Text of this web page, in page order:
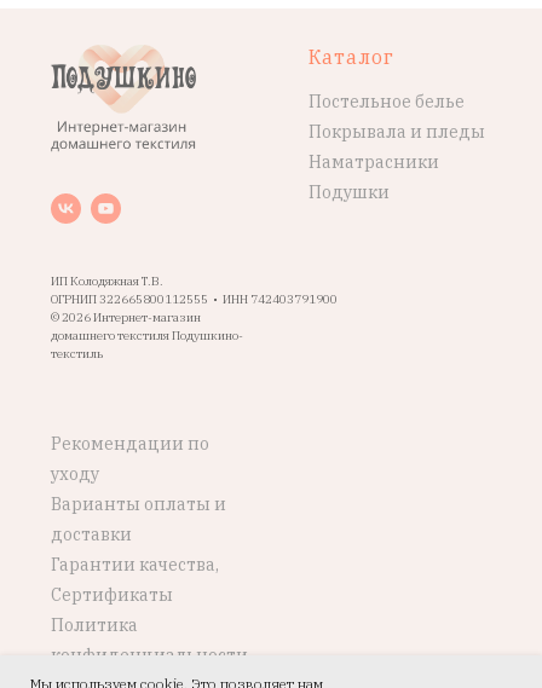
ИП Колодяжная Т.В.
ОГРНИП 322665800112555 • ИНН 742403791900
© 2026 Интернет-магазин
домашнего текстиля Подушкино-
текстиль
Каталог
Постельное белье
Покрывала и пледы
Наматрасники
Подушки
Рекомендации по
уходу
Варианты оплаты и
доставки
Гарантии качества,
Сертификаты
Политика
конфиденциальности
Мы используем cookie. Это позволяет нам